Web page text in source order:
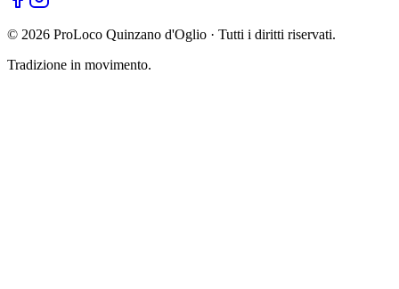
© 2026 ProLoco Quinzano d'Oglio · Tutti i diritti riservati.
Tradizione in movimento.